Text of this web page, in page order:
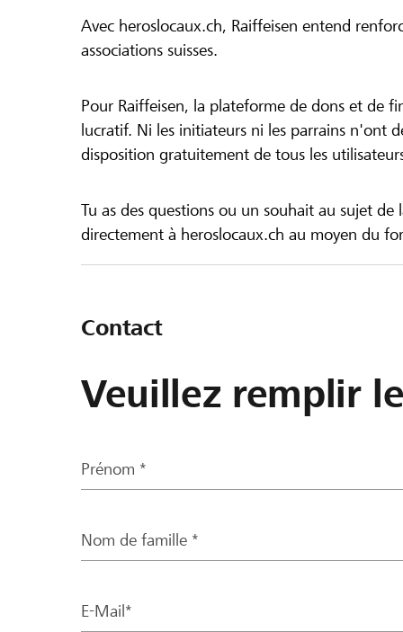
Avec heroslocaux.ch, Raiffeisen entend
associations suisses.
Pour Raiffeisen, la plateforme de dons et de
lucratif. Ni les initiateurs ni les parrains n'ont
disposition gratuitement de tous les
Tu as des questions ou un souhait au sujet
directement à heroslocaux.ch au moyen du
Contact
Veuillez remplir
Prénom *
Nom de famille *
E-Mail*